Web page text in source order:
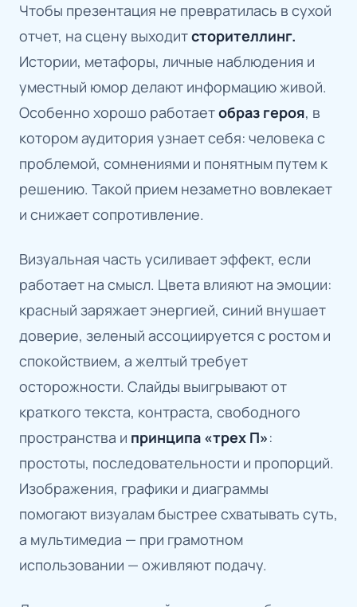
Чтобы презентация не превратилась в сухой
отчет, на сцену выходитсторителлинг.
Истории, метафоры, личные наблюдения и
уместный юмор делают информацию живой.
Особенно хорошо работаетобраз героя, в
котором аудитория узнает себя: человека с
проблемой, сомнениями и понятным путем к
решению. Такой прием незаметно вовлекает
и снижает сопротивление.
Визуальная часть усиливает эффект, если
работает на смысл. Цвета влияют на эмоции:
красный заряжает энергией, синий внушает
доверие, зеленый ассоциируется с ростом и
спокойствием, а желтый требует
осторожности. Слайды выигрывают от
краткого текста, контраста, свободного
пространства и принципа «трех П»:
простоты, последовательности и пропорций.
Изображения, графики и диаграммы
помогают визуалам быстрее схватывать суть,
а мультимедиа — при грамотном
использовании — оживляют подачу.